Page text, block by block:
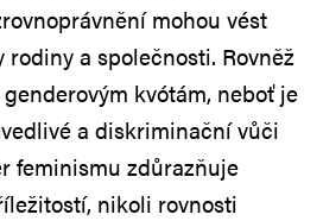
mohou vést
a společnosti. Rovněž
kvótám, neboť je
a diskriminační vůči
feminismu zdůrazňuje
nikoli rovnosti